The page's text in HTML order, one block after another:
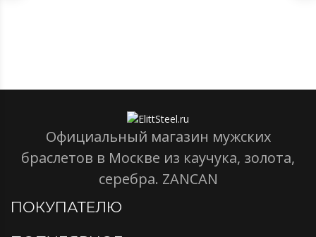
Официальный магазин мужских
браслетов в Москве из каучука, золота,
серебра. ZANCAN
ПОКУПАТЕЛЮ